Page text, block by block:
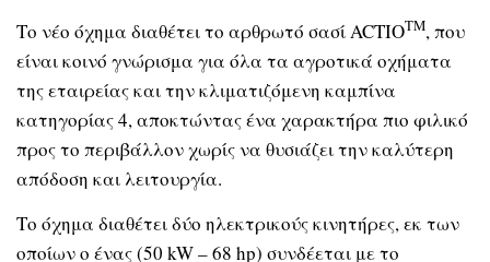
Το νέο όχημα διαθέτει το αρθρωτό σασί ACTIOTM, που
είναι κοινό γνώρισμα για όλα τα αγροτικά οχήματα
της εταιρείας και την κλιματιζόμενη καμπίνα
κατηγορίας 4, αποκτώντας ένα χαρακτήρα πιο φιλικό
προς το περιβάλλον χωρίς να θυσιάζει την καλύτερη
απόδοση και λειτουργία.
Το όχημα διαθέτει δύο ηλεκτρικούς κινητήρες, εκ των
οποίων ο ένας (50 kW – 68 hp) συνδέεται με το